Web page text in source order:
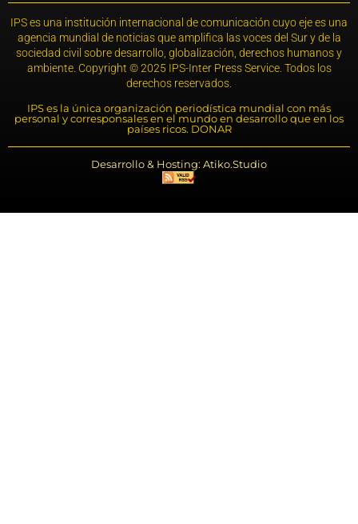
IPS es una institución internacional de comunicación cuyo eje es una
agencia mundial de noticias que amplifica las voces del Sur y de la
sociedad civil sobre desarrollo, globalización, derechos humanos y
ambiente. Copyright © 2025 IPS-Inter Press Service. Todos los
derechos reservados.
IPS es la única organización periodística mundial con más
personal y corresponsales en el mundo en desarrollo que en los
países ricos. DONAR
Desarrollo & Hosting: Atiko.Studio